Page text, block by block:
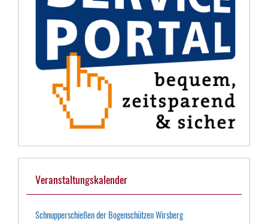
Veranstaltungskalender
Schnupperschießen der Bogenschützen Wirsberg